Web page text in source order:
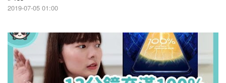
2019-07-05 01:00